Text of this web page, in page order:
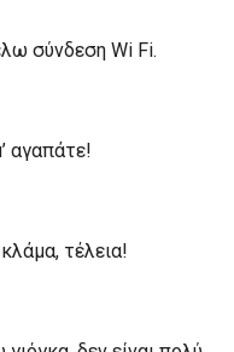
σύνδεση Wi Fi.
αγαπάτε!
τέλεια!